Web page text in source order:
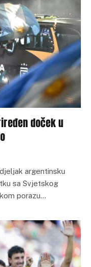
doček u
argentinsku
sa Svjetskog
porazu…